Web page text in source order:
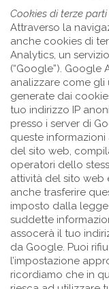
Cookies di terze parti
Attraverso la
anche cookies di
Analytics, un
(“Google”). Google
analizzare come gli
generate dai
tuo indirizzo IP
presso i server di
queste
del sito web,
operatori dello
attività del sito web
anche trasferire
imposto dalla
suddette
assocerà il tuo
da Google. Puoi
l’impostazione
ricordiamo che in